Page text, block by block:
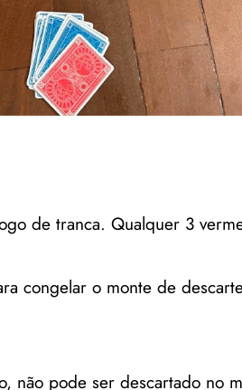
de tranca. Qualquer 3
congelar o monte de
não pode ser descartado no